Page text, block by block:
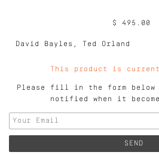
$ 495.00
This product is
Please fill in the form
notified when it